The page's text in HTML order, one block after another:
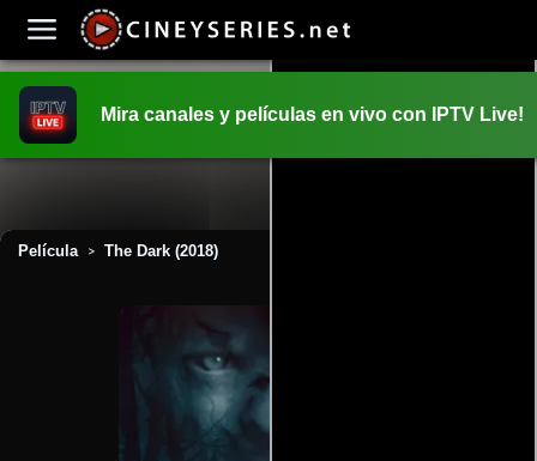
Mira canales y películas en vivo con IPTV Live!
Película > The Dark (2018)